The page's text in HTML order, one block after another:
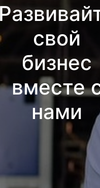
свой
бизнес
вместе
нами